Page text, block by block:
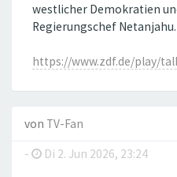
westlicher Demokratien
Regierungschef Netanjahu.
https://www.zdf.de/play/
von TV-Fan
-
Di 2. Jun 2026, 23:24